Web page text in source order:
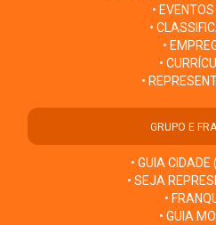
•
•
•
•
•
GRUPO E
• GUIA
• SEJA
•
• GUIA